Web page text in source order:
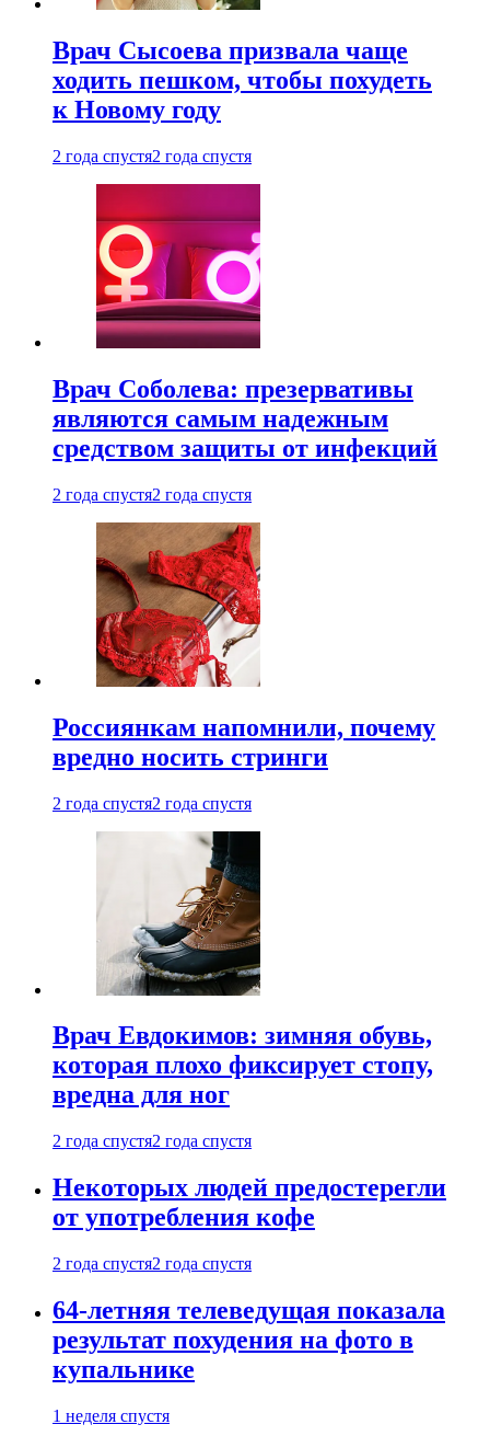
Врач Сысоева призвала чаще
ходить пешком, чтобы похудеть
к Новому году
2 года спустя2 года спустя
Врач Соболева: презервативы
являются самым надежным
средством защиты от инфекций
2 года спустя2 года спустя
Россиянкам напомнили, почему
вредно носить стринги
2 года спустя2 года спустя
Врач Евдокимов: зимняя обувь,
которая плохо фиксирует стопу,
вредна для ног
2 года спустя2 года спустя
Некоторых людей предостерегли
от употребления кофе
2 года спустя2 года спустя
64-летняя телеведущая показала
результат похудения на фото в
купальнике
1 неделя спустя